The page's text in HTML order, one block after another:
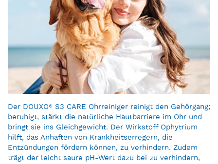
Der DOUXO® S3 CARE Ohrreiniger reinigt den Gehörgang;
beruhigt, stärkt die natürliche Hautbarriere im Ohr und
bringt sie ins Gleichgewicht. Der Wirkstoff Ophytrium
hilft, das Anhaften von Krankheitserregern, die
Entzündungen fördern können, zu verhindern. Zudem
trägt der leicht saure pH-Wert dazu bei zu verhindern,